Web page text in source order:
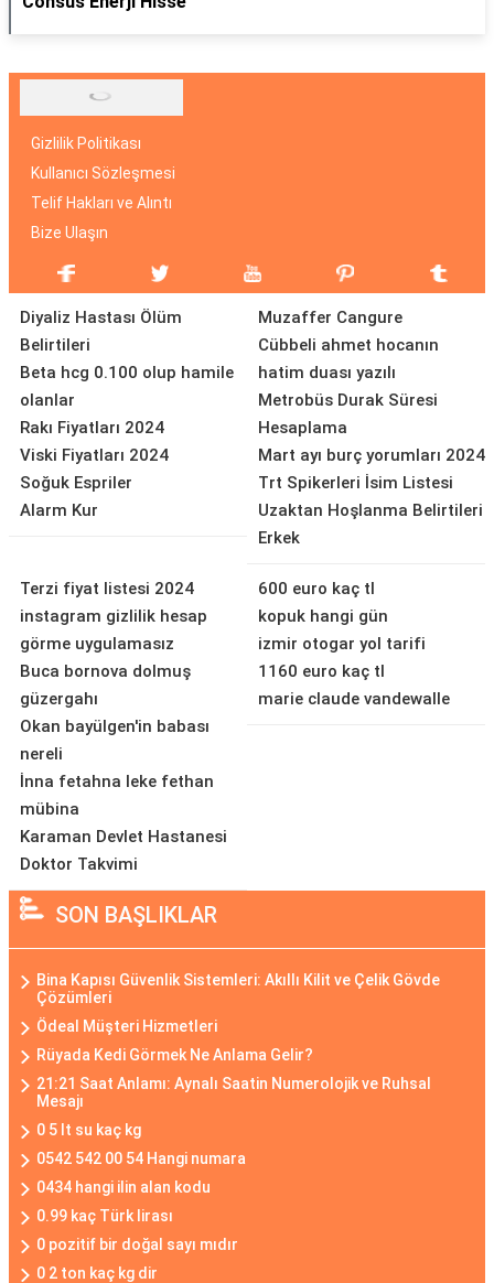
Gizlilik Politikası
Kullanıcı Sözleşmesi
Telif Hakları ve Alıntı
Bize Ulaşın
Diyaliz Hastası Ölüm
Belirtileri
Beta hcg 0.100 olup hamile
olanlar
Rakı Fiyatları 2024
Viski Fiyatları 2024
Soğuk Espriler
Alarm Kur
Muzaffer Cangure
Cübbeli ahmet hocanın
hatim duası yazılı
Metrobüs Durak Süresi
Hesaplama
Mart ayı burç yorumları 2024
Trt Spikerleri İsim Listesi
Uzaktan Hoşlanma Belirtileri
Erkek
Terzi fiyat listesi 2024
instagram gizlilik hesap
görme uygulamasız
Buca bornova dolmuş
güzergahı
Okan bayülgen'in babası
nereli
İnna fetahna leke fethan
mübina
Karaman Devlet Hastanesi
Doktor Takvimi
600 euro kaç tl
kopuk hangi gün
izmir otogar yol tarifi
1160 euro kaç tl
marie claude vandewalle
SON BAŞLIKLAR
Bina Kapısı Güvenlik Sistemleri: Akıllı Kilit ve Çelik Gövde
Çözümleri
Ödeal Müşteri Hizmetleri
Rüyada Kedi Görmek Ne Anlama Gelir?
21:21 Saat Anlamı: Aynalı Saatin Numerolojik ve Ruhsal
Mesajı
0 5 lt su kaç kg
0542 542 00 54 Hangi numara
0434 hangi ilin alan kodu
0.99 kaç Türk lirası
0 pozitif bir doğal sayı mıdır
0 2 ton kaç kg dir